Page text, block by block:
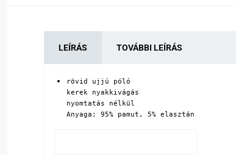
LEÍRÁS TOVÁBBI LEÍRÁS
rövid ujjú póló
kerek nyakkivágás
nyomtatás nélkül
Anyaga: 95% pamut, 5% elasztán